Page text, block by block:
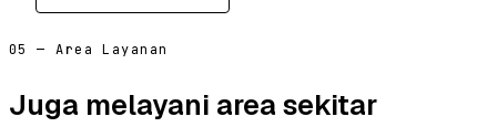
05 — Area Layanan
Juga melayani area sekitar